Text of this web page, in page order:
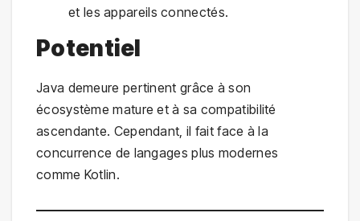
et les appareils connectés.
Potentiel
Java demeure pertinent grâce à son
écosystème mature et à sa compatibilité
ascendante. Cependant, il fait face à la
concurrence de langages plus modernes
comme Kotlin.